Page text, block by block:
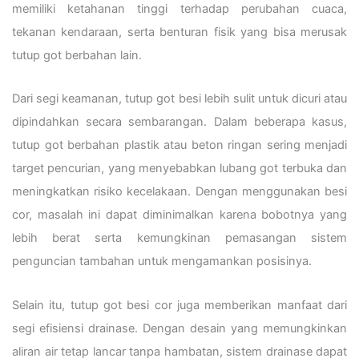
memiliki ketahanan tinggi terhadap perubahan cuaca,
tekanan kendaraan, serta benturan fisik yang bisa merusak
tutup got berbahan lain.
Dari segi keamanan, tutup got besi lebih sulit untuk dicuri atau
dipindahkan secara sembarangan. Dalam beberapa kasus,
tutup got berbahan plastik atau beton ringan sering menjadi
target pencurian, yang menyebabkan lubang got terbuka dan
meningkatkan risiko kecelakaan. Dengan menggunakan besi
cor, masalah ini dapat diminimalkan karena bobotnya yang
lebih berat serta kemungkinan pemasangan sistem
penguncian tambahan untuk mengamankan posisinya.
Selain itu, tutup got besi cor juga memberikan manfaat dari
segi efisiensi drainase. Dengan desain yang memungkinkan
aliran air tetap lancar tanpa hambatan, sistem drainase dapat